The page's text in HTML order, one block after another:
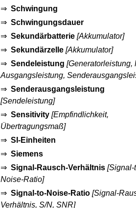
⇒Schwingung
⇒Schwingungsdauer
⇒Sekundärbatterie [Akkumulator]
⇒Sekundärzelle [Akkumulator]
⇒Sendeleistung [Generatorleistung,
Ausgangsleistung,
⇒Senderausgangsleistung
[Sendeleistung]
⇒Sensitivity [Empfindlichkeit,
Übertragungsmaß]
⇒SI-Einheiten
⇒Siemens
⇒Signal-Rausch-Verhältnis [Signal-
Noise-Ratio]
⇒Signal-to-Noise-Ratio [Signal-
Verhältnis, S/N, SNR]